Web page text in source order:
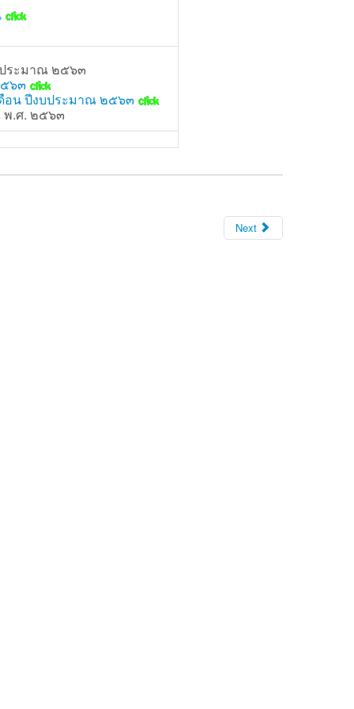
ระมาณ ๒๕๖๓
๖๓
อน ปีงบประมาณ ๒๕๖๓
พ.ศ. ๒๕๖๓
Next